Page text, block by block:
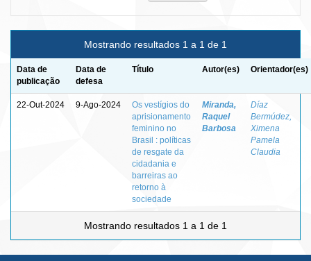
Mostrando resultados 1 a 1 de 1
Data de
publicação
Data de
defesa
Título Autor(es) Orientador(es)
22-Out-2024 9-Ago-2024
Os vestígios do
aprisionamento
feminino no
Brasil : políticas
de resgate da
cidadania e
barreiras ao
retorno à
sociedade
Miranda,
Raquel
Barbosa
Díaz
Bermúdez,
Ximena
Pamela
Claudia
Mostrando resultados 1 a 1 de 1